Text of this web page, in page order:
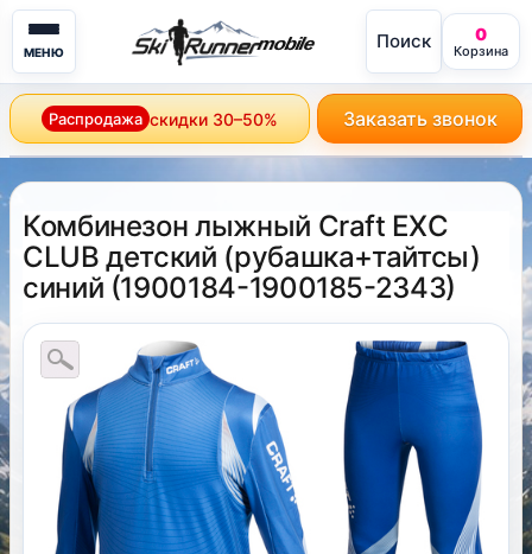
МЕНЮ mobile Поиск 0
Корзина
Распродажа скидки 30–50% Заказать звонок
Комбинезон лыжный Craft EXC
CLUB детский (рубашка+тайтсы)
синий (1900184-1900185-2343)